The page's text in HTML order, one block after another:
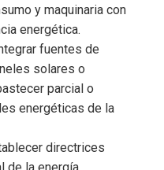
y maquinaria con
energética.
fuentes de
solares o
parcial o
energéticas de la
directrices